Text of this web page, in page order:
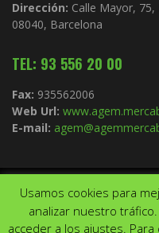
Dirección: Calle Mayor, 75,
08040, Barcelona
TEL: 93 556 20 00
Fax: 935562006
Web Url:
E-mail:
Copyright © 2021.AGEM.
Aviso Legal
Usamos cookies para
analizar nuestro tráfico.
acceder a los ajustes.